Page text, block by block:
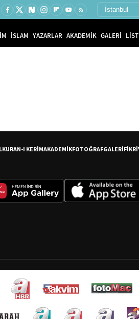
İSLAM YAZARLAR AKADEMİK GALERİ
KURAN-I KERİMAKADEMİKFOTOĞRAFGALERİ